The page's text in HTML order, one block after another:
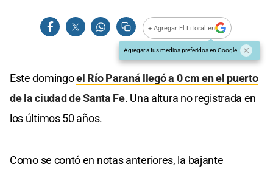
+ Agregar El Litoral en
Agregar a tus medios preferidos en Google
Este domingoel Río Paraná llegó a 0 cm en el puerto
de la ciudad de Santa Fe. Una altura no registrada en
los últimos 50 años.
Como se contó en notas anteriores, la bajante